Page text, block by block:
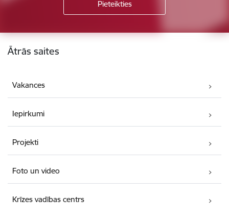
Kājene
Ātrās saites
Vakances
Iepirkumi
Projekti
Foto un video
Krīzes vadības centrs